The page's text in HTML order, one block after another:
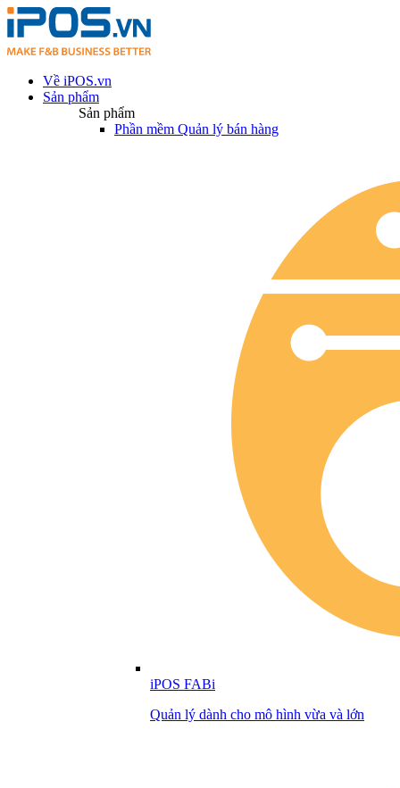
Về iPOS.vn
Sản phẩm
Sản phẩm
Phần mềm Quản lý bán hàng
iPOS FABi
Quản lý dành cho mô hình vừa và lớn